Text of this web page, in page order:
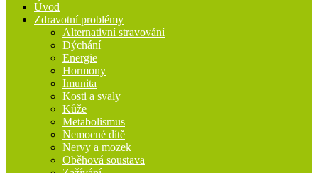
Úvod
Zdravotní problémy
Alternativní stravování
Dýchání
Energie
Hormony
Imunita
Kosti a svaly
Kůže
Metabolismus
Nemocné dítě
Nervy a mozek
Oběhová soustava